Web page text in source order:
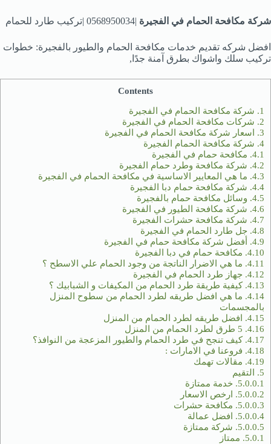
شركة مكافحة الحمام في الفجيرة |0568950034 |تركيب طارد للحمام
افضل شركه تقديم خدمات مكافحة الحمام والطيور بالفجيرة: خطوات
تركيب سلك واشواك بطرق آمنة جدًا,
Contents
1. شركة مكافحة الحمام في الفجيرة
2. شركات مكافحة الحمام في الفجيرة
3. اسعار شركة مكافحة الحمام في الفجيرة
4. شركة مكافحة الحمام الفجيرة
4.1. مكافحة حمام في الفجيرة
4.2. شركة مكافحة وطرد حمام الفجيرة
4.3. ما هي المعايير الاساسية في مكافحة الحمام في الفجيرة
4.4. شركة مكافحة حمام دبا الفجيرة
4.5. وسائل مكافحة حمام بالفجيرة
4.6. شركة مكافحة الطيور في الفجيرة
4.7. شركة مكافحة حشرات الفجيرة
4.8. جل طارد الحمام في الفجيرة
4.9. أفضل شركة مكافحة حمام في الفجيرة
4.10. مكافحة حمام في دبا الفجيرة
4.11. ما هي الاضرار الناتجة من وجود الحمام علي الاسطح ؟
4.12. جهاز طرد الحمام في الفجيرة
4.13. كيفية طريقة طرد الحمام من المكيفات و الشبابيك ؟
4.14. ما هي افضل طريقه لطرد الحمام من سطوح المنزل
بالمجسمات
4.15. افضل طريقه لطرد الحمام من المنزل
4.16.
4.17. كيف تنجح في طرد الحمام والطيور المزعجة من النوافذ؟
4.18. فروعنا في الامارات :
4.19. مقالات تهمك
5. التقيم
5.0.0.1. خدمة ممتازة
5.0.0.2. ارخص الاسعار
5.0.0.3. مكافحة حشرات
5.0.0.4. افضل عمالة
5.0.0.5. شركة ممتازة
5.0.1. ممتاز